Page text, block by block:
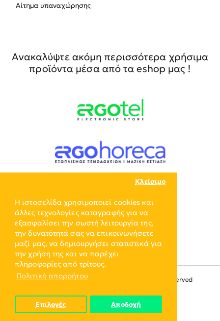
Η ιστοσελίδα χρησιμοποιεί cookies και
άλλες τεχνολογίες καταγραφής για να
εξασφαλίσει την σωστή λειτουργία της,
την δυνατότητά σας να επικοινωνήσετε
μαζί μας, να δημιουργήσει στατιστικά για
την χρήση της και να παρέχει
πληροφορίες από τρίτους.
Πολιτική απορρήτου
Κλείσιμο
Επιλογές Αποδοχή
Αίτημα υπαναχώρησης
Ανακαλύψτε ακόμη περισσότερα χρήσιμα
προϊόντα μέσα από τα eshop μας !
Copyright © 2024, ERGO-GROUP, All Rights Reserved